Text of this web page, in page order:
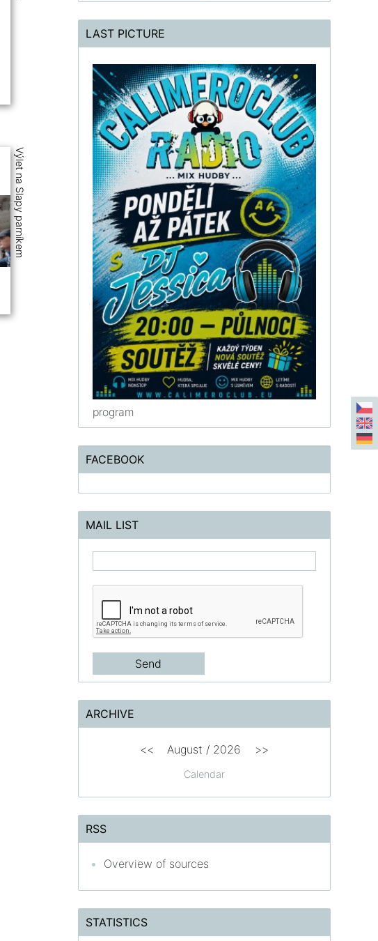
Výlet na Slapy parníkem
LAST PICTURE
program
FACEBOOK
MAIL LIST
ARCHIVE
Calendar
<< August / 2026 >>
RSS
Overview of sources
STATISTICS